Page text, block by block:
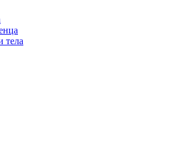
тела